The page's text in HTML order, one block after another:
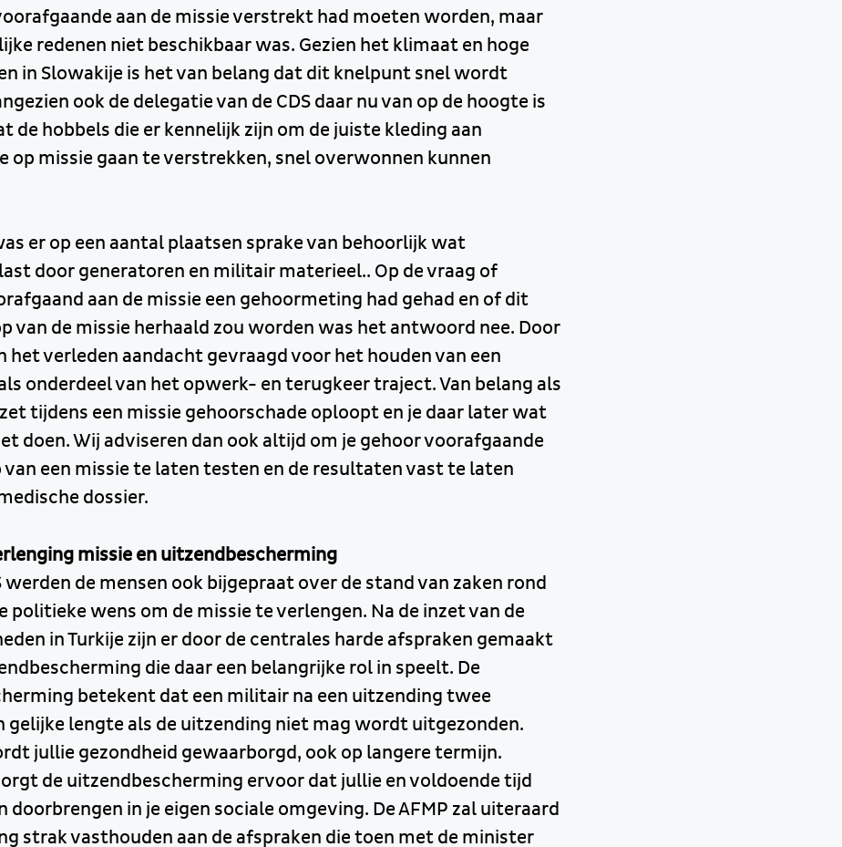
aan de missie verstrekt had moeten worden, maar
redenen niet beschikbaar was. Gezien het klimaat en hoge
in Slowakije is het van belang dat dit knelpunt snel wordt
ook de delegatie van de CDS daar nu van op de hoogte is
de hobbels die er kennelijk zijn om de juiste kleding aan
op missie gaan te verstrekken, snel overwonnen kunnen
er op een aantal plaatsen sprake van behoorlijk wat
door generatoren en militair materieel.. Op de vraag of
aan de missie een gehoormeting had gehad en of dit
van de missie herhaald zou worden was het antwoord nee. Door
het verleden aandacht gevraagd voor het houden van een
onderdeel van het opwerk- en terugkeer traject. Van belang als
tijdens een missie gehoorschade oploopt en je daar later wat
doen. Wij adviseren dan ook altijd om je gehoor voorafgaande
van een missie te laten testen en de resultaten vast te laten
dossier.
missie en uitzendbescherming
werden de mensen ook bijgepraat over de stand van zaken rond
politieke wens om de missie te verlengen. Na de inzet van de
in Turkije zijn er door de centrales harde afspraken gemaakt
die daar een belangrijke rol in speelt. De
betekent dat een militair na een uitzending twee
gelijke lengte als de uitzending niet mag wordt uitgezonden.
jullie gezondheid gewaarborgd, ook op langere termijn.
de uitzendbescherming ervoor dat jullie en voldoende tijd
doorbrengen in je eigen sociale omgeving. De AFMP zal uiteraard
strak vasthouden aan de afspraken die toen met de minister